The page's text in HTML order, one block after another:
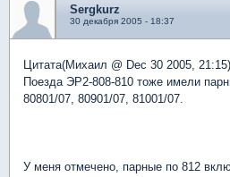
Sergkurz
30 декабря 2005 - 18:37
Цитата(Михаил @ Dec 30 2005, 21:15)
Поезда ЭР2-808-810 тоже имели
80801/07, 80901/07, 81001/07.
У меня отмечено, парные по 812